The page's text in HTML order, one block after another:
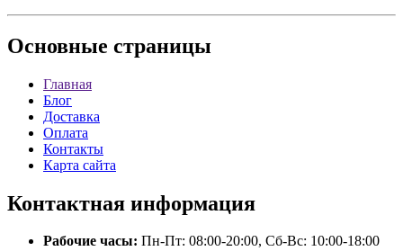
Основные страницы
Главная
Блог
Доставка
Оплата
Контакты
Карта сайта
Контактная информация
Рабочие часы: Пн-Пт: 08:00-20:00, Сб-Вс: 10:00-18:00